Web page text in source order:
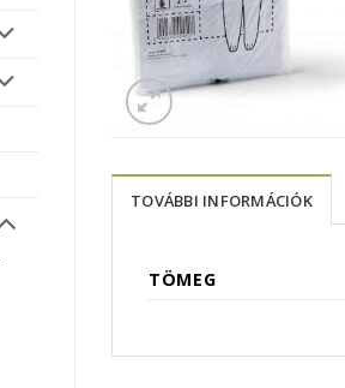
TOVÁBBI INFORMÁCIÓK
TÖMEG